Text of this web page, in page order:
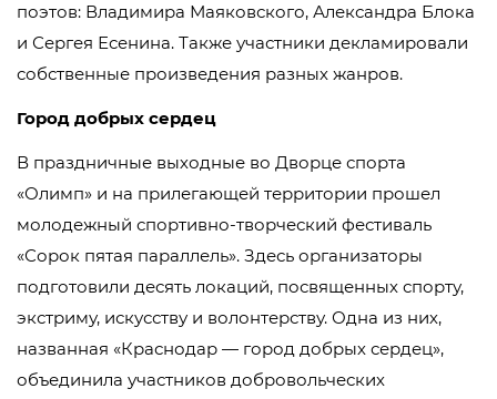
поэтов: Владимира Маяковского, Александра Блока
и Сергея Есенина. Также участники декламировали
собственные произведения разных жанров.
Город добрых сердец
В праздничные выходные во Дворце спорта
«Олимп» и на прилегающей территории прошел
молодежный спортивно-творческий фестиваль
«Сорок пятая параллель». Здесь организаторы
подготовили десять локаций, посвященных спорту,
экстриму, искусству и волонтерству. Одна из них,
названная «Краснодар — город добрых сердец»,
объединила участников добровольческих